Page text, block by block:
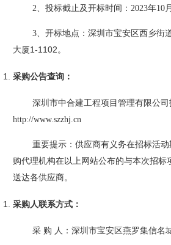
2、投标截止及开标时间： 2023年10 月
3、开标地点：深圳市宝安区西乡街
大厦1-1102 。
采购公告查询 ：
深圳市中合建工程项目管理有限公司
http://www.szzhj.cn
重要提示：供应商有义务在招标活
购代理机构在以上网站公布的与本次招标
送达各供应商。
采购人联系方式 ：
采 购 人：深圳市宝安区燕罗集信名